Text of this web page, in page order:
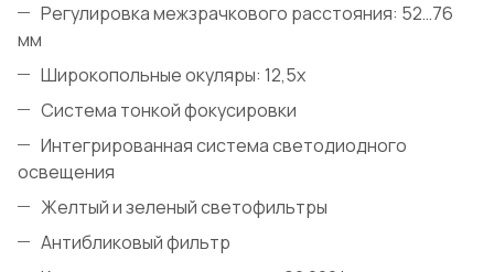
Регулировка межзрачкового расстояния: 52…76
мм
Широкопольные окуляры: 12,5х
Система тонкой фокусировки
Интегрированная система светодиодного
освещения
Желтый и зеленый светофильтры
Антибликовый фильтр